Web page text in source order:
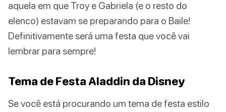
aquela em que Troy e Gabriela (e o resto do
elenco) estavam se preparando para o Baile!
Definitivamente será uma festa que você vai
lembrar para sempre!
Tema de Festa Aladdin da Disney
Se você está procurando um tema de festa estilo